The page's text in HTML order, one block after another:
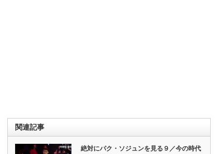
関連記事
絶対にパク・ソジュンを見る９／今の時代